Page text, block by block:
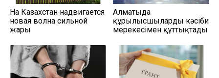
На Казахстан надвигается
новая волна сильной
жары
Алматыда
құрылысшыларды кәсіби
мерекесімен құттықтады